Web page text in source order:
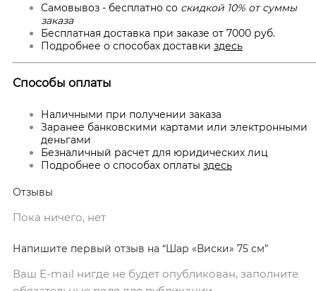
Самовывоз - бесплатно со скидкой 10% от суммы
заказа
Бесплатная доставка при заказе от 7000 руб.
Подробнее о способах доставки здесь
Способы оплаты
Наличными при получении заказа
Заранее банковскими картами или электронными
деньгами
Безналичный расчет для юридических лиц
Подробнее о способах оплаты здесь
Отзывы
Пока ничего, нет
Напишите первый отзыв на “Шар «Виски» 75 см”
Ваш E-mail нигде не будет опубликован, заполните